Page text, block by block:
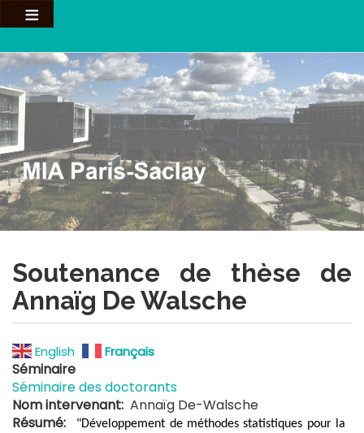
Aller
au
principal
Soutenance de thèse de
Annaïg De Walsche
English Français
Séminaire
Séminaire des doctorants
Nom intervenant Annaïg De-Walsche
Résumé
"Développement de méthodes statistiques pour la